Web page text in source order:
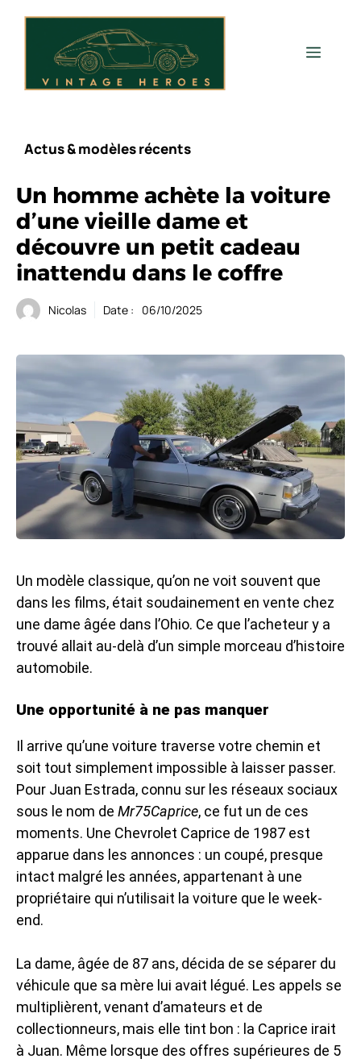
Menu
Actus & modèles récents
Un homme achète la voiture
d’une vieille dame et
découvre un petit cadeau
inattendu dans le coffre
Nicolas Date : 06/10/2025
Un modèle classique, qu’on ne voit souvent que
dans les films, était soudainement en vente chez
une dame âgée dans l’Ohio. Ce que l’acheteur y a
trouvé allait au-delà d’un simple morceau d’histoire
automobile.
Une opportunité à ne pas manquer
Il arrive qu’une voiture traverse votre chemin et
soit tout simplement impossible à laisser passer.
Pour Juan Estrada, connu sur les réseaux sociaux
sous le nom de Mr75Caprice, ce fut un de ces
moments. Une Chevrolet Caprice de 1987 est
apparue dans les annonces : un coupé, presque
intact malgré les années, appartenant à une
propriétaire qui n’utilisait la voiture que le week-
end.
La dame, âgée de 87 ans, décida de se séparer du
véhicule que sa mère lui avait légué. Les appels se
multiplièrent, venant d’amateurs et de
collectionneurs, mais elle tint bon : la Caprice irait
à Juan. Même lorsque des offres supérieures de 5